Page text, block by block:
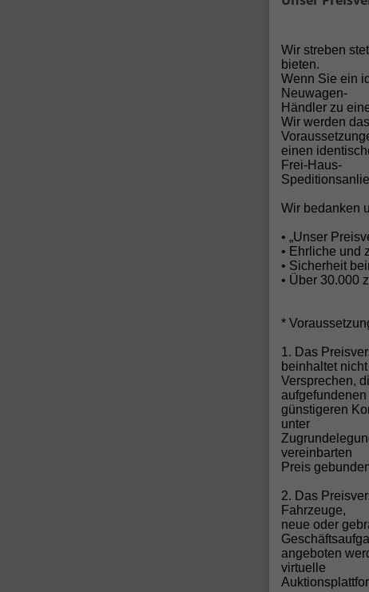
👉
🔒
Bei
👉
📊
📞
Wir streben
bieten.
Wenn Sie ein
Neuwagen-
Händler zu
Wir werden
einen
Frei-Haus-
Wir bedanken
• „Unser
• Ehrliche und
• Sicherheit
• Über 30.000
*
1. Das
beinhaltet
Versprechen,
aufgefundenen
günstigeren
unter
vereinbarten
Preis
2. Das
Fahrzeuge,
neue oder
angeboten
virtuelle